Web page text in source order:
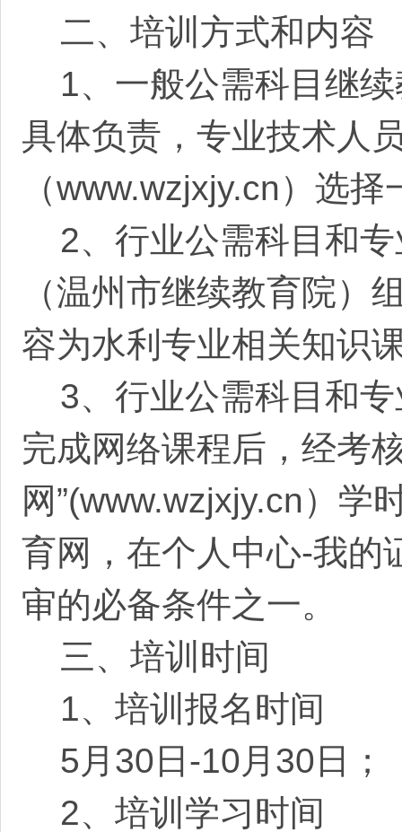
二、培训方式和内容
1、一般公需科目继
具体负责，专业技术人
（www.wzjxjy.cn）选
2、行业公需科目和
（温州市继续教育院）
容为水利专业相关知识
3、行业公需科目和
完成网络课程后，经考
网”(www.wzjxjy.cn）学
育网，在个人中心-我的
审的必备条件之一。
三、培训时间
1、培训报名时间
5月30 日 -10月30 日；
2、培训学习时间